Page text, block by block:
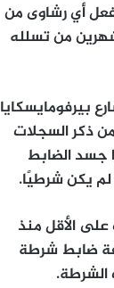
أي رشاوى من
من تسلله
بيرفومايسكايا
ذكر السجلات
جسد الضابط
يكن شرطيًا.
الأقل منذ
ضابط شرطة
الشرطة.